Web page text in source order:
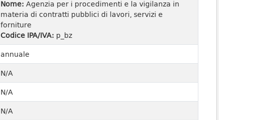
Nome: Agenzia per i procedimenti e la vigilanza in
materia di contratti pubblici di lavori, servizi e
forniture
Codice IPA/IVA: p_bz
annuale
N/A
N/A
N/A